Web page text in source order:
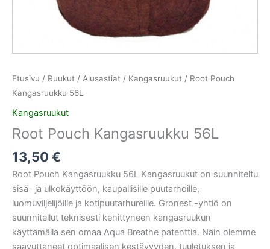
Etusivu / Ruukut / Alusastiat / Kangasruukut / Root Pouch
Kangasruukku 56L
Kangasruukut
Root Pouch Kangasruukku 56L
13,50 €
Root Pouch Kangasruukku 56L Kangasruukut on suunniteltu
sisä- ja ulkokäyttöön, kaupallisille puutarhoille,
luomuviljelijöille ja kotipuutarhureille. Gronest -yhtiö on
suunnitellut teknisesti kehittyneen kangasruukun
käyttämällä sen omaa Aqua Breathe patenttia. Näin olemme
saavuttaneet optimaalisen kestävyyden, tuuletuksen ja